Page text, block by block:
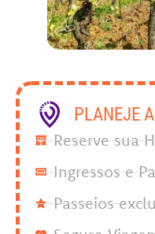
PLANEJE
Reserve sua
Ingressos e
Passeios